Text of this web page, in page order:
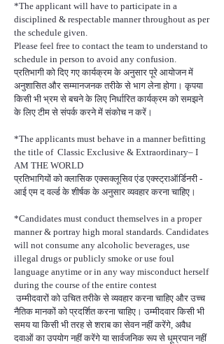
*The applicant will have to participate in a
disciplined & respectable manner throughout as per
the schedule given.
Please feel free to contact the team to understand to
schedule in person to avoid any confusion.
प्रतिभागी को दिए गए कार्यक्रम के अनुसार पूरे आयोजन में
अनुशासित और सम्मानजनक तरीके से भाग लेना होगा। कृपया
किसी भी भ्रम से बचने के लिए निर्धारित कार्यक्रम को समझने
के लिए टीम से संपर्क करने में संकोच न करें।
*The applicants must behave in a manner befitting
the title of Classic Exclusive & Extraordinary– I
AM THE WORLD
प्रतिभागियों को क्लासिक एक्सक्लूसिव एंड एक्स्ट्राऑर्डिनरी -
आई एम द वर्ल्ड के शीर्षक के अनुसार व्यवहार करना चाहिए।
*Candidates must conduct themselves in a proper
manner & portray high moral standards. Candidates
will not consume any alcoholic beverages, use
illegal drugs or publicly smoke or use foul
language anytime or in any way misconduct herself
during the course of the entire contest
उम्मीदवारों को उचित तरीके से व्यवहार करना चाहिए और उच्च
नैतिक मानकों को प्रदर्शित करना चाहिए। उम्मीदवार किसी भी
समय या किसी भी तरह से शराब का सेवन नहीं करेंगे, अवैध
दवाओं का उपयोग नहीं करेंगे या सार्वजनिक रूप से धूम्रपान नहीं